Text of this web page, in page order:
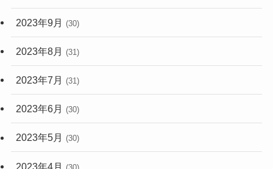
2023年9月 (30)
2023年8月 (31)
2023年7月 (31)
2023年6月 (30)
2023年5月 (30)
2023年4月